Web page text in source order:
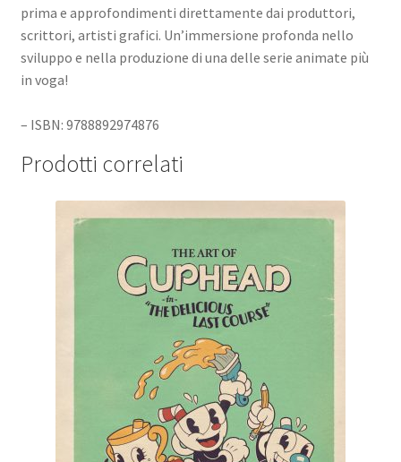
prima e approfondimenti direttamente dai produttori,
scrittori, artisti grafici. Un’immersione profonda nello
sviluppo e nella produzione di una delle serie animate più
in voga!
– ISBN: 9788892974876
Prodotti correlati